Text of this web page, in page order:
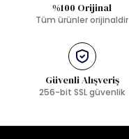
%100 Orijinal
Tüm ürünler orijinaldir
Güvenli Alışveriş
256-bit SSL güvenlik